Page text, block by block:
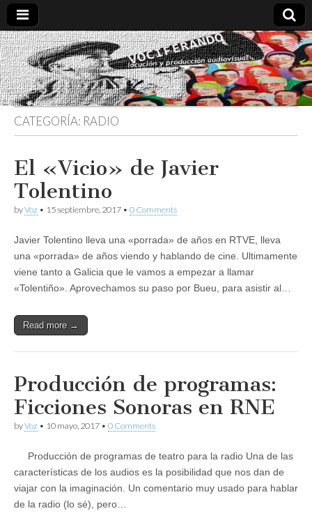
Vociferando
Comunicación,
Locucion y
Producción
Audiovisual
CATEGORÍA: RADIO
El «Vicio» de Javier
Tolentino
byVoz • 15 septiembre, 2017 • 0 Comments
Javier Tolentino lleva una «porrada» de años en RTVE, lleva
una «porrada» de años viendo y hablando de cine. Ultimamente
viene tanto a Galicia que le vamos a empezar a llamar
«Tolentiño». Aprovechamos su paso por Bueu, para asistir al…
Read more →
Producción de programas:
Ficciones Sonoras en RNE
byVoz • 10 mayo, 2017 • 0 Comments
Producción de programas de teatro para la radio Una de las
características de los audios es la posibilidad que nos dan de
viajar con la imaginación. Un comentario muy usado para hablar
de la radio (lo sé), pero…